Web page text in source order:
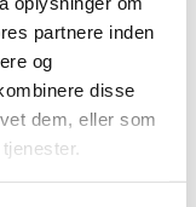
partnere inden
og
disse
dem, eller som
der er
kasse og fagforening.
det dog langt fra
sig fast til din
med samtlige
af fordelene er –